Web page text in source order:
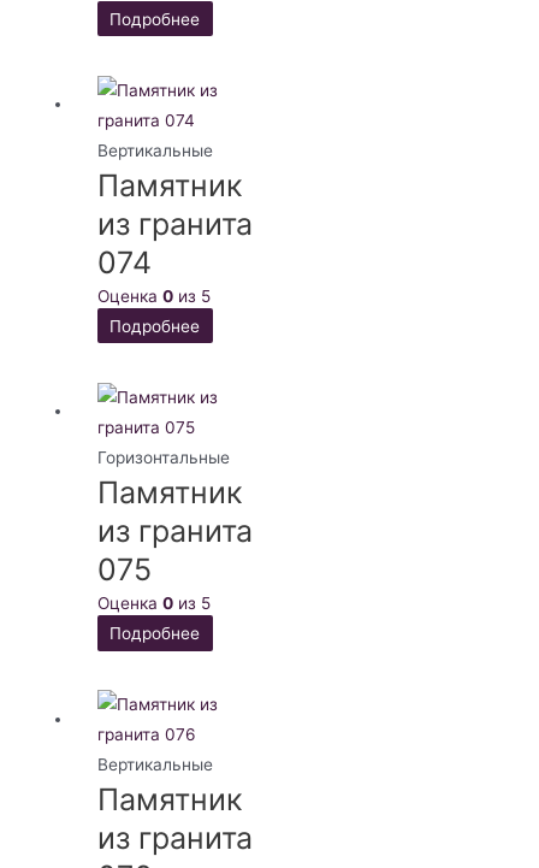
Подробнее
Вертикальные
Памятник
из гранита
074
Оценка0 из 5
Подробнее
Горизонтальные
Памятник
из гранита
075
Оценка0 из 5
Подробнее
Вертикальные
Памятник
из гранита